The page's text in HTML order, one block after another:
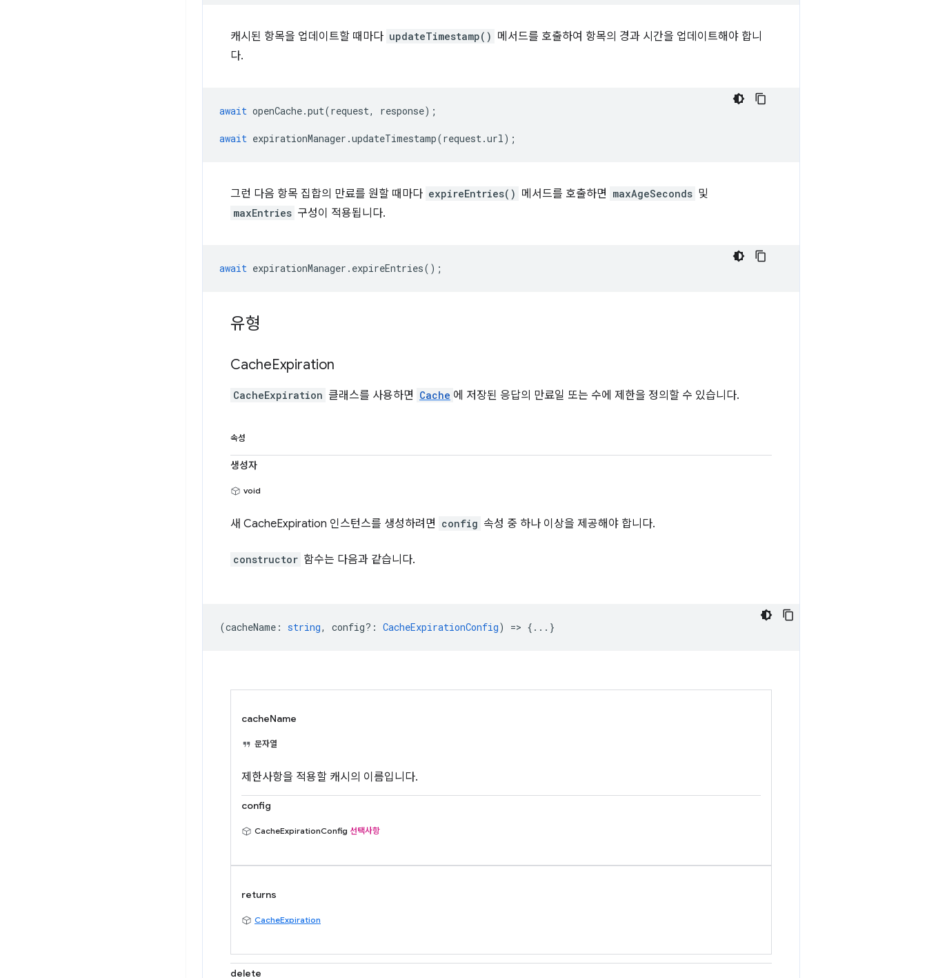
캐시된 항목을 업데이트할 때마다 updateTimestamp() 메서드를 호출하여 항목의 경과 시간을 업데이트해야 합니
다.
await openCache.put(request, response);
await expirationManager .updateTimestamp(request.url);
그런 다음 항목 집합의 만료를 원할 때마다 expireEntries() 메서드를 호출하면 maxAgeSeconds 및
maxEntries 구성이 적용됩니다.
await expirationManager . expireEntries();
유형
CacheExpiration
CacheExpiration 클래스를 사용하면 Cache 에 저장된 응답의 만료일 또는 수에 제한을 정의할 수 있습니다.
속성
생성자
void
새 CacheExpiration 인스턴스를 생성하려면 config 속성 중 하나 이상을 제공해야 합니다.
constructor 함수는 다음과 같습니다.
(cacheName : string, config? : CacheExpirationConfig) => {...}
cacheName
문자열
제한사항을 적용할 캐시의 이름입니다.
config
CacheExpirationConfig 선택사항
returns
CacheExpiration
delete